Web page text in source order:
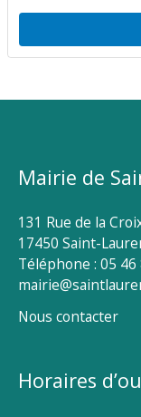
Mairie de
131 Rue de la
17450 Saint-
Téléphone : 05 46
Nous contacter
Horaires